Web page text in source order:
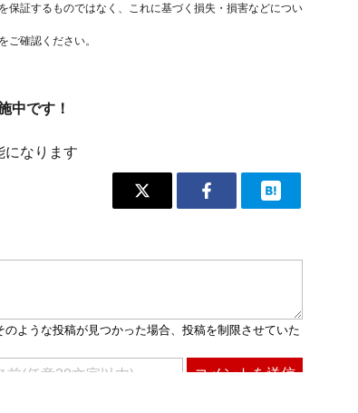
保証するものではなく、これに基づく損失・損害などについ
ご確認ください。
中です！
なります